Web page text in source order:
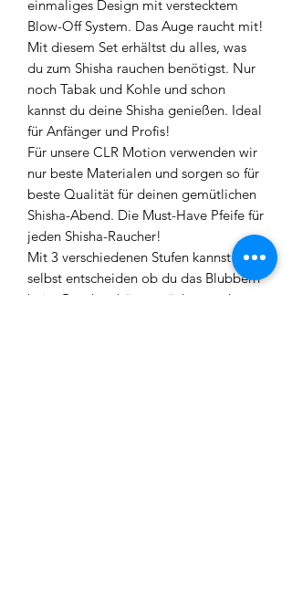
einmaliges Design mit verstecktem
Blow-Off System. Das Auge raucht mit!
Mit diesem Set erhältst du alles, was
du zum Shisha rauchen benötigst. Nur
noch Tabak und Kohle und schon
kannst du deine Shisha genießen. Ideal
für Anfänger und Profis!
Für unsere CLR Motion verwenden wir
nur beste Materialen und sorgen so für
beste Qualität für deinen gemütlichen
Shisha-Abend. Die Must-Have Pfeife für
jeden Shisha-Raucher!
Mit 3 verschiedenen Stufen kannst du
selbst entscheiden ob du das Blubbern
beim Rauchen hören möchtest oder